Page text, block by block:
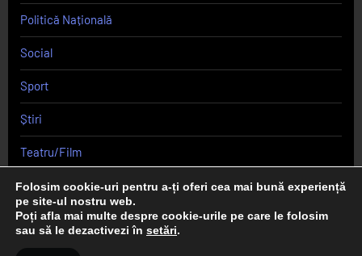
Politică Națională
Social
Sport
Știri
Teatru/Film
Uncategorized
Folosim cookie-uri pentru a-ți oferi cea mai bună experiență
pe site-ul nostru web.
Poți afla mai multe despre cookie-urile pe care le folosim
sau să le dezactivezi în setări.